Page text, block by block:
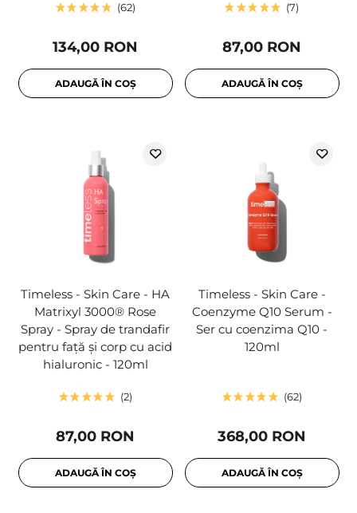
62
134,00 RON
ADAUGĂ ÎN COȘ
7
87,00 RON
ADAUGĂ ÎN COȘ
Timeless - Skin Care - HA
Matrixyl 3000® Rose
Spray - Spray de trandafir
pentru față și corp cu acid
hialuronic - 120ml
2
87,00 RON
ADAUGĂ ÎN COȘ
Timeless - Skin Care -
Coenzyme Q10 Serum -
Ser cu coenzima Q10 -
120ml
62
368,00 RON
ADAUGĂ ÎN COȘ